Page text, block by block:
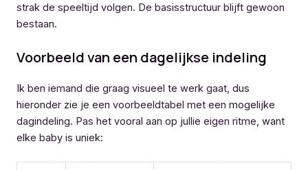
strak de speeltijd volgen. De basisstructuur blijft gewoon
bestaan.
Voorbeeld van een dagelijkse indeling
Ik ben iemand die graag visueel te werk gaat, dus
hieronder zie je een voorbeeldtabel met een mogelijke
dagindeling. Pas het vooral aan op jullie eigen ritme, want
elke baby is uniek: